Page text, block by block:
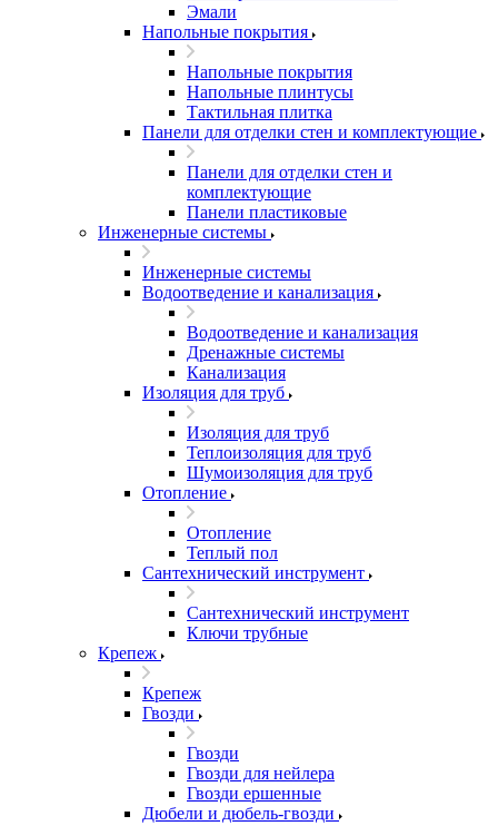
Эмали
Напольные покрытия
Напольные покрытия
Напольные плинтусы
Тактильная плитка
Панели для отделки стен и комплектующие
Панели для отделки стен и
комплектующие
Панели пластиковые
Инженерные системы
Инженерные системы
Водоотведение и канализация
Водоотведение и канализация
Дренажные системы
Канализация
Изоляция для труб
Изоляция для труб
Теплоизоляция для труб
Шумоизоляция для труб
Отопление
Отопление
Теплый пол
Сантехнический инструмент
Сантехнический инструмент
Ключи трубные
Крепеж
Крепеж
Гвозди
Гвозди
Гвозди для нейлера
Гвозди ершенные
Дюбели и дюбель-гвозди